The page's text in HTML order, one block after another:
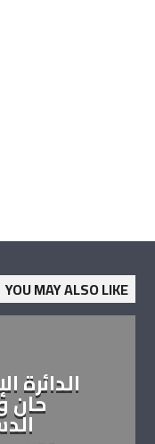
YOU MAY ALSO LIKE
الدائرة
حان